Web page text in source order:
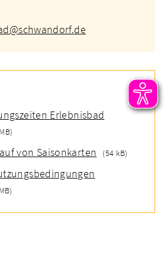
Erlebnisbad
von Saisonkarten (54 kB)